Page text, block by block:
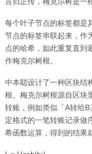
每个叶子节点的标签都是
节点的标签串联起来，作
点的哈希，如此重复直到
作梅克尔树根。
中本聪设计了一种区块结
根。梅克尔树根源自区块
转账，例如类似「A转给
定格式的一笔转账记录做
希函数运算，得到的结果